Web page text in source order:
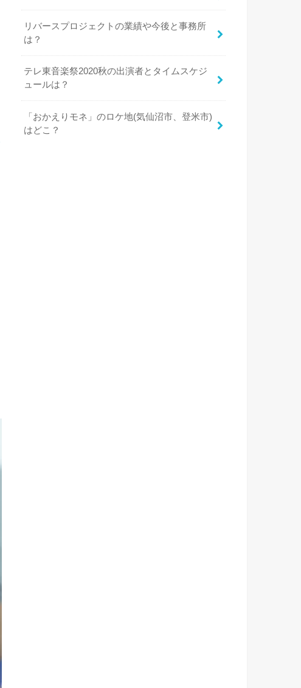
リバースプロジェクトの業績や今後と事務所
は？
テレ東音楽祭2020秋の出演者とタイムスケジ
ュールは？
「おかえりモネ」のロケ地(気仙沼市、登米市)
はどこ？